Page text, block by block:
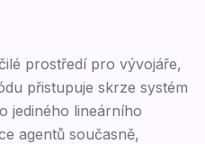
prostředí pro vývojáře,
přistupuje skrze systém
jediného lineárního
agentů současně,